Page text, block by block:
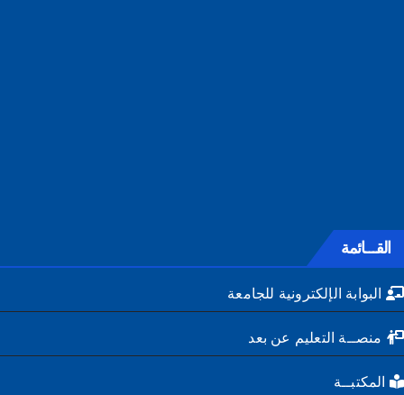
القـــائمة
البوابة الإلكترونية للجامعة
منصــة التعليم عن بعد
المكتبــة